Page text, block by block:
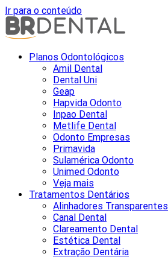
Ir para o conteúdo
Planos Odontológicos
Amil Dental
Dental Uni
Geap
Hapvida Odonto
Inpao Dental
Metlife Dental
Odonto Empresas
Primavida
Sulamérica Odonto
Unimed Odonto
Veja mais
Tratamentos Dentários
Alinhadores Transparentes
Canal Dental
Clareamento Dental
Estética Dental
Extração Dentária